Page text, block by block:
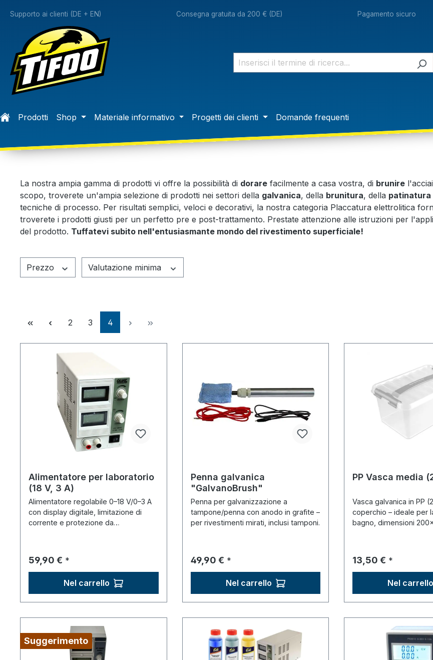
Passa alla navigazione principale
Supporto ai clienti (DE + EN) Consegna gratuita da 200 € (DE) Pagamento sicuro
Prodotti Shop Materiale informativo Progetti dei clienti Domande frequenti
La nostra ampia gamma di prodotti vi offre la possibilità di dorare facilmente a casa vostra, di brunire
scopo, troverete un'ampia selezione di prodotti nei settori della galvanica, della brunitura, della patinatura
tecniche di processo. Per risultati semplici, veloci e decorativi, la nostra categoria Placcatura elettrolitica
troverete i prodotti giusti per un perfetto pre e post-trattamento. Prestate attenzione alle istruzioni per
del prodotto. Tuffatevi subito nell'entusiasmante mondo del rivestimento superficiale!
Prezzo Valutazione minima
Pagina
2 Pagina
3 Pagina
4
Alimentatore per laboratorio
(18 V, 3 A)
Alimentatore regolabile 0–18 V/0–3 A
con display digitale, limitazione di
corrente e protezione da
Prezzo normale:
59,90 € *
Nel carrello
Penna galvanica
"GalvanoBrush"
Penna per galvanizzazione a
tampone/penna con anodo in grafite –
per rivestimenti mirati, inclusi tamponi.
Prezzo normale:
49,90 € *
Nel carrello
PP Vasca media
Vasca galvanica in PP
coperchio – ideale per
bagno, dimensioni
Prezzo normale:
13,50 € *
Nel carrello
Suggerimento